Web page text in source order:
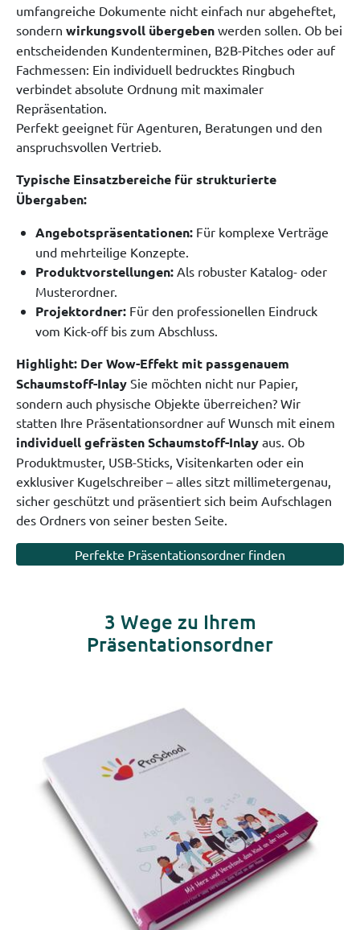
umfangreiche Dokumente nicht einfach nur abgeheftet,
sondern wirkungsvoll übergeben werden sollen. Ob bei
entscheidenden Kundenterminen, B2B-Pitches oder auf
Fachmessen: Ein individuell bedrucktes Ringbuch
verbindet absolute Ordnung mit maximaler
Repräsentation.
Perfekt geeignet für Agenturen, Beratungen und den
anspruchsvollen Vertrieb.
Typische Einsatzbereiche für strukturierte
Übergaben:
Angebotspräsentationen: Für komplexe Verträge
und mehrteilige Konzepte.
Produktvorstellungen: Als robuster Katalog- oder
Musterordner.
Projektordner: Für den professionellen Eindruck
vom Kick-off bis zum Abschluss.
Highlight: Der Wow-Effekt mit passgenauem
Schaumstoff-Inlay Sie möchten nicht nur Papier,
sondern auch physische Objekte überreichen? Wir
statten Ihre Präsentationsordner auf Wunsch mit einem
individuell gefrästen Schaumstoff-Inlay aus. Ob
Produktmuster, USB-Sticks, Visitenkarten oder ein
exklusiver Kugelschreiber – alles sitzt millimetergenau,
sicher geschützt und präsentiert sich beim Aufschlagen
des Ordners von seiner besten Seite.
Perfekte Präsentationsordner finden
3 Wege zu Ihrem
Präsentationsordner